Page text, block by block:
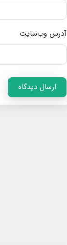
آدرس وب‌سایت
ارسال دیدگاه